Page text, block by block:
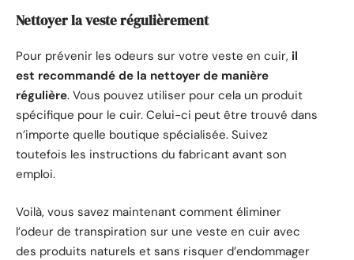
Nettoyer la veste régulièrement
Pour prévenir les odeurs sur votre veste en cuir, il
est recommandé de la nettoyer de manière
régulière. Vous pouvez utiliser pour cela un produit
spécifique pour le cuir. Celui-ci peut être trouvé dans
n’importe quelle boutique spécialisée. Suivez
toutefois les instructions du fabricant avant son
emploi.
Voilà, vous savez maintenant comment éliminer
l’odeur de transpiration sur une veste en cuir avec
des produits naturels et sans risquer d’endommager